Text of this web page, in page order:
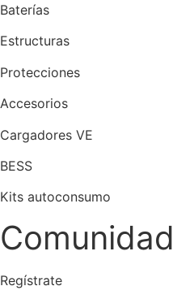
Baterías
Estructuras
Protecciones
Accesorios
Cargadores VE
BESS
Kits autoconsumo
Comunidad
Regístrate